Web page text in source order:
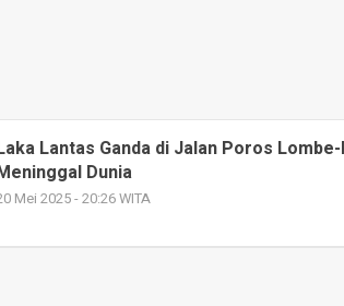
Lantas Ganda di Jalan Poros Lombe-
Dunia
Mei 2025 - 20:26 WITA